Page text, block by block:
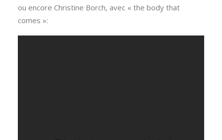
ou encore Christine Borch, avec « the body that
comes »: